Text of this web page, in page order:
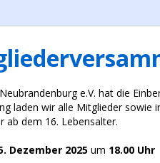
e.V. hat die
laden wir alle Mitglieder
ab dem 16. Lebensalter.
Dezember 2025 um 18.00 Uhr